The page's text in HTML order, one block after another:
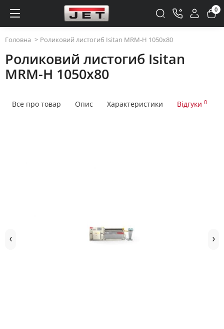
0
Головна Роликовий листогиб Isitan MRM-H 1050x80
Роликовий листогиб Isitan
MRM-H 1050x80
Все про товар Опис Характеристики Відгуки 0